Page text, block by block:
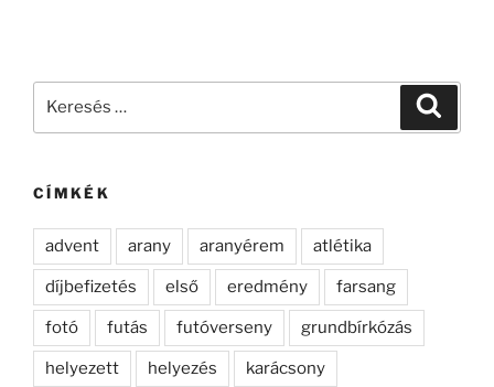
CÍMKÉK
advent arany aranyérem atlétika
díjbefizetés első eredmény farsang
fotó futás futóverseny grundbírkózás
helyezett helyezés karácsony